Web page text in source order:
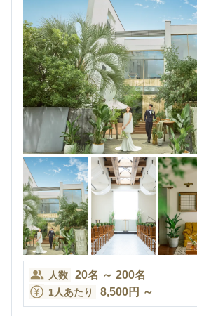
人数 20名 ～ 200名
1人あたり 8,500円 ～